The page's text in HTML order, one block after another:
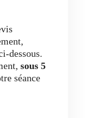
dessous.
sous 5
séance